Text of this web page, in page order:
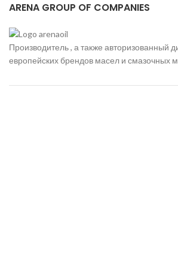
ARENA GROUP OF COMPANIES
Производитель , а также авторизованный
европейских брендов масел и смазочных